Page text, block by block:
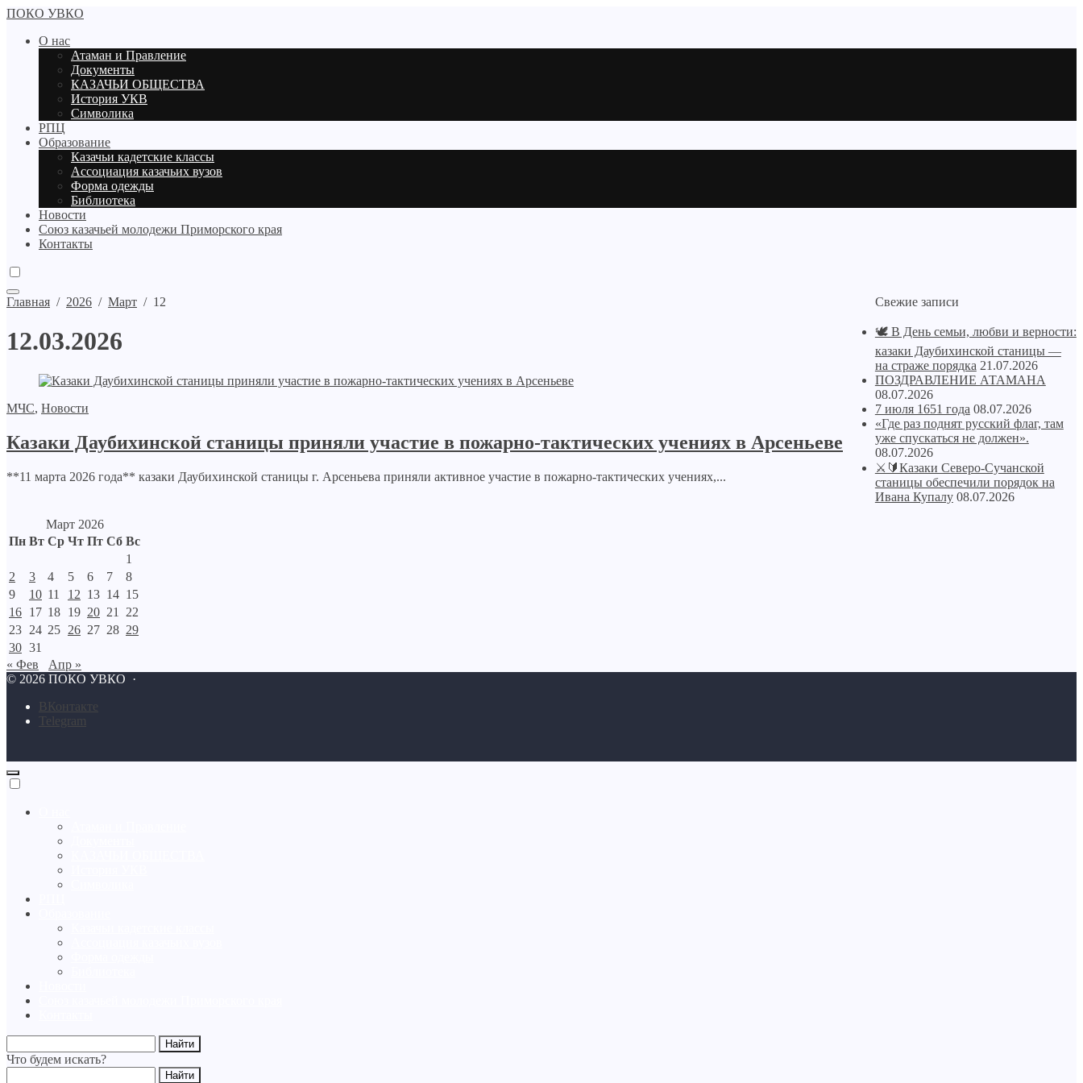
ПОКО УВКО
О нас
Атаман и Правление
Документы
КАЗАЧЬИ ОБЩЕСТВА
История УКВ
Символика
РПЦ
Образование
Казачьи кадетские классы
Ассоциация казачьих вузов
Форма одежды
Библиотека
Новости
Союз казачьей молодежи Приморского края
Контакты
Главная / 2026 / Март / 12
12.03.2026
МЧС, Новости
Казаки Даубихинской станицы приняли участие в пожарно-тактических учениях в Арсеньеве
**11 марта 2026 года** казаки Даубихинской станицы г. Арсеньева приняли активное участие в пожарно-тактических учениях,...
Свежие записи
🕊️ В День семьи, любви и верности:
казаки Даубихинской станицы —
на страже порядка 21.07.2026
ПОЗДРАВЛЕНИЕ АТАМАНА
08.07.2026
7 июля 1651 года 08.07.2026
«Где раз поднят русский флаг, там
уже спускаться не должен».
08.07.2026
⚔🔰Казаки Северо-Сучанской
станицы обеспечили порядок на
Ивана Купалу 08.07.2026
Март 2026
Пн Вт Ср Чт Пт Сб Вс
1
2
3 4 5 6 7
8
9
10 11 12 13 14 15
16 17 18 19 20 21
22
23 24 25 26 27 28 29
30 31
« Фев
Апр »
© 2026 ПОКО УВКО ·
BКонтакте
Telegram
Что будем искать?